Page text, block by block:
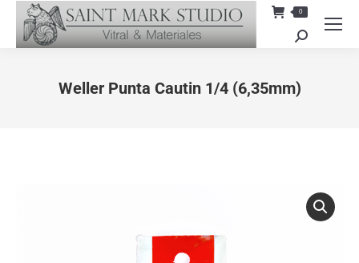
0
Search:
Weller Punta Cautin 1/4 (6,35mm)